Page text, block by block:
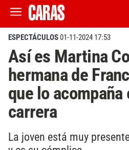
ESPECTÁCULOS01-11-2024 17:53
Así es Martina
hermana de
que lo acompaña
carrera
La joven está muy